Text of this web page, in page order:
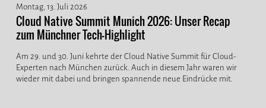
Montag, 13. Juli 2026
Cloud Native Summit Munich 2026: Unser Recap
zum Münchner Tech-Highlight
Am 29. und 30. Juni kehrte der Cloud Native Summit für Cloud-
Experten nach München zurück. Auch in diesem Jahr waren wir
wieder mit dabei und bringen spannende neue Eindrücke mit.